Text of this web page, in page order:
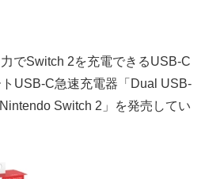
でSwitch 2を充電できるUSB-C
USB-C急速充電器「Dual USB-
Switch 2」を発売してい